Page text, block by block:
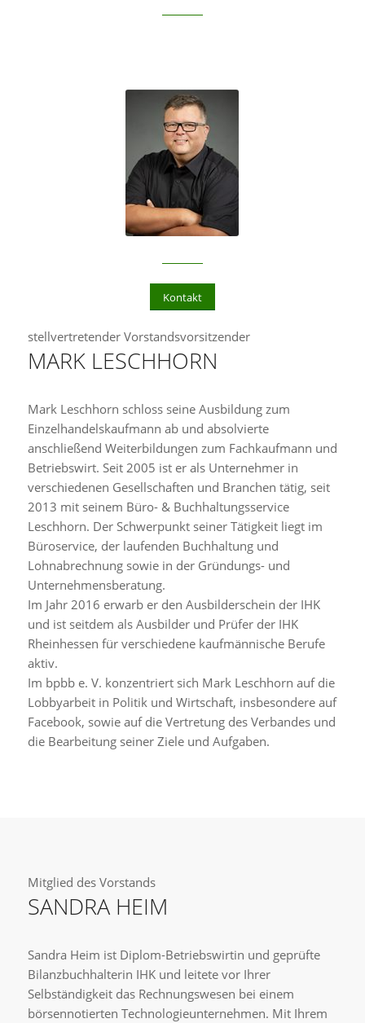
Kontakt
stellvertretender Vorstandsvorsitzender
MARK LESCHHORN
Mark Leschhorn schloss seine Ausbildung zum
Einzelhandelskaufmann ab und absolvierte
anschließend Weiterbildungen zum Fachkaufmann und
Betriebswirt. Seit 2005 ist er als Unternehmer in
verschiedenen Gesellschaften und Branchen tätig, seit
2013 mit seinem Büro- & Buchhaltungsservice
Leschhorn. Der Schwerpunkt seiner Tätigkeit liegt im
Büroservice, der laufenden Buchhaltung und
Lohnabrechnung sowie in der Gründungs- und
Unternehmensberatung.
Im Jahr 2016 erwarb er den Ausbilderschein der IHK
und ist seitdem als Ausbilder und Prüfer der IHK
Rheinhessen für verschiedene kaufmännische Berufe
aktiv.
Im bpbb e. V. konzentriert sich Mark Leschhorn auf die
Lobbyarbeit in Politik und Wirtschaft, insbesondere auf
Facebook, sowie auf die Vertretung des Verbandes und
die Bearbeitung seiner Ziele und Aufgaben.
Mitglied des Vorstands
SANDRA HEIM
Sandra Heim ist Diplom-Betriebswirtin und geprüfte
Bilanzbuchhalterin IHK und leitete vor Ihrer
Selbständigkeit das Rechnungswesen bei einem
börsennotierten Technologieunternehmen. Mit Ihrem